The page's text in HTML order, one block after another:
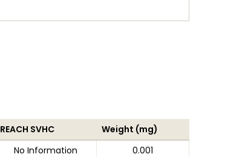
REACH SVHC
Weight (mg)
No Information 0.001